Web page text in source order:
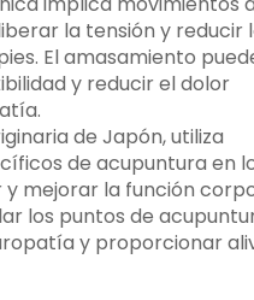
la tensión y reducir
El amasamiento
y reducir el dolor
de Japón, utiliza
de acupuntura en
y mejorar la función
los puntos de
y proporcionar